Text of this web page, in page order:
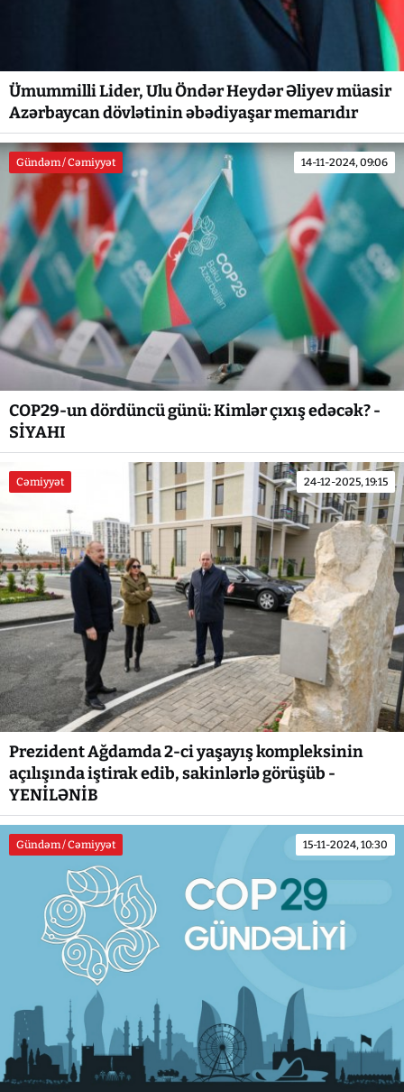
Ümummilli Lider, Ulu Öndər Heydər Əliyev müasir
Azərbaycan dövlətinin əbədiyaşar memarıdır
Gündəm / Cəmiyyət 14-11-2024, 09:06
COP29-un dördüncü günü: Kimlər çıxış edəcək? -
SİYAHI
Cəmiyyət 24-12-2025, 19:15
Prezident Ağdamda 2-ci yaşayış kompleksinin
açılışında iştirak edib, sakinlərlə görüşüb -
YENİLƏNİB
Gündəm / Cəmiyyət 15-11-2024, 10:30